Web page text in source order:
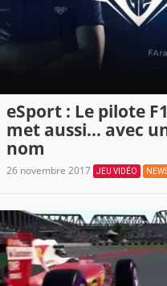
eSport : Le pilote
met aussi... avec
nom
26 novembre 2017 JEU VIDÉO